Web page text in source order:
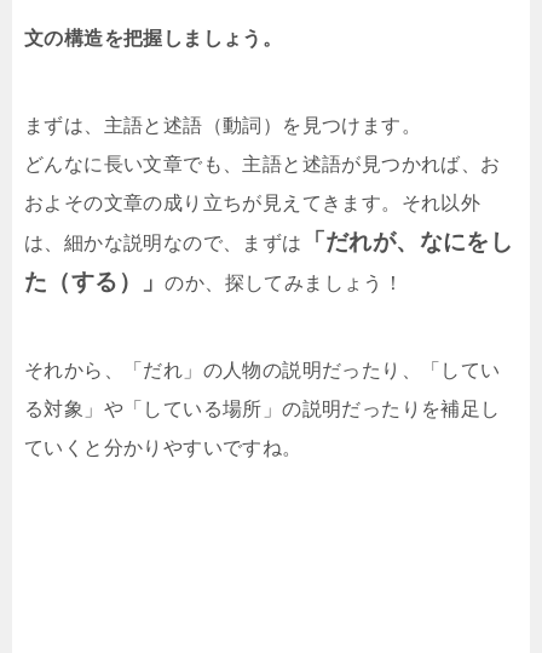
文の構造を把握しましょう。
まずは、主語と述語（動詞）を見つけます。
どんなに長い文章でも、主語と述語が見つかれば、お
およその文章の成り立ちが見えてきます。それ以外
は、細かな説明なので、まずは
「だれが、なにをし
た（する）」のか、探してみましょう！
それから、「だれ」の人物の説明だったり、「してい
る対象」や「している場所」の説明だったりを補足し
ていくと分かりやすいですね。